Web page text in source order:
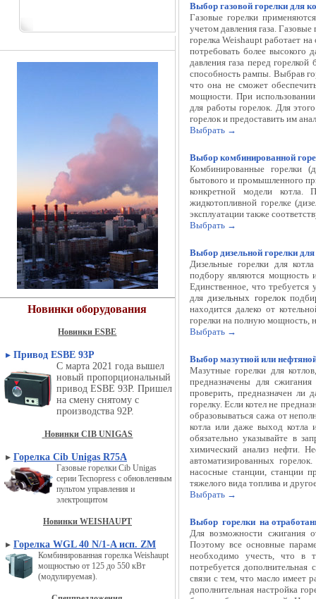
Новинки оборудования
Новинки ESBE
▸ Привод ESBE 93P
С марта 2021 года вышел
новый пропорциональный
привод ESBE 93P. Пришел
на смену снятому с
производства 92P.
Новинки CIB UNIGAS
▸ Горелка Cib Unigas R75A
Газовые горелки Cib Unigas
серии Tecnopress с обновленным
пультом управления и
электрощитом
Новинки WEISHAUPT
▸ Горелка WGL 40 N/1-A исп. ZM
Комбинированная горелка Weishaupt
мощностью от 125 до 550 кВт
(модулируемая).
Выбор газовой горелки для
Газовые горелки
учетом давления газа.Газовые
горелка Weishaupt работает
потребовать более высокого
давления газа перед
способность рампы. Выбрав
что она не сможет
мощности. При
для работы горелок. Для
горелок и предоставить им
Выбрать →
Выбор комбинированной
Комбинированные горелки
бытового и промышленного
конкретной модели котла.
жидкотопливной горелке
эксплуатации также
Выбрать →
Выбор дизельной горелки для
Дизельные горелки для
подбору являются мощность
Единственное, что требуется
длядизельных горелок
находится далеко от
горелки на полную мощность,
Выбрать →
Выбор мазутной или
Мазутные горелки для
предназначены для
проверить, предназначен ли
горелку. Если котел не
образовываться сажа от
котла или даже выход
обязательно указывайте в
химический анализ нефти.
автоматизированных
насосные станции, станции
тяжелого вида топлива и
Выбрать →
Выбор горелки на
Для возможности сжигания
Поэтому все основные
необходимо учесть, что в
потребуется дополнительная
связи с тем, что масло имеет
дополнительная настройка